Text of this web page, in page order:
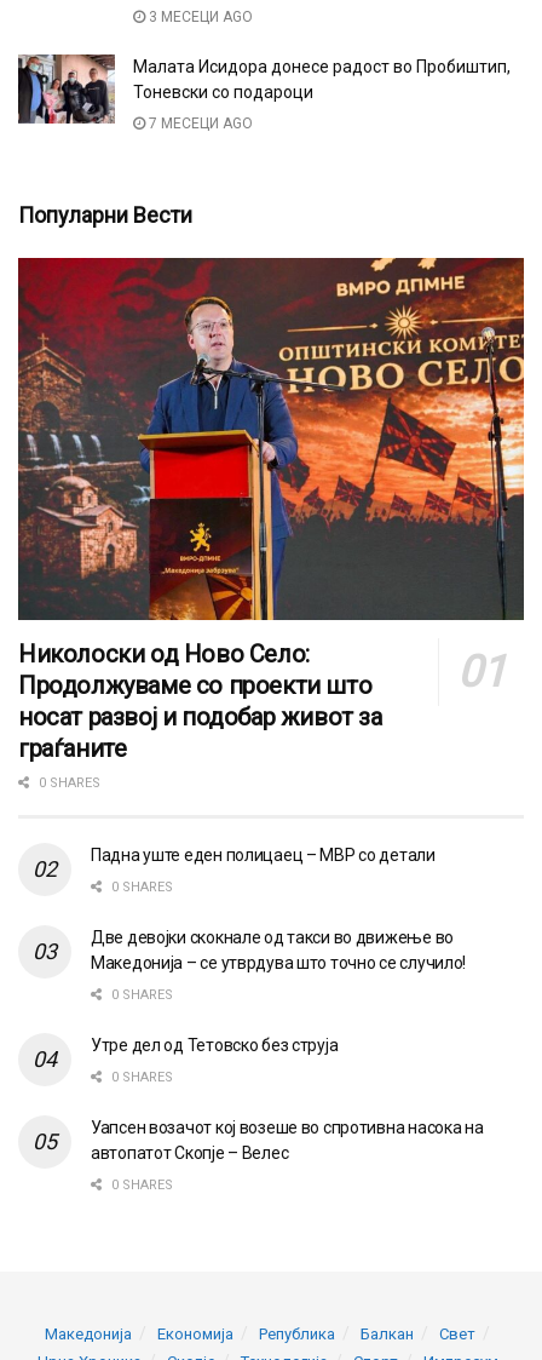
3 МЕСЕЦИ AGO
Малата Исидора донесе радост во Пробиштип,
Тоневски со подароци
7 МЕСЕЦИ AGO
Популарни Вести
Николоски од Ново Село:
Продолжуваме со проекти што
носат развој и подобар живот за
граѓаните
0 SHARES
Падна уште еден полицаец – МВР со детали
0 SHARES
Две девојки скокнале од такси во движење во
Македонија – се утврдува што точно се случило!
0 SHARES
Утре дел од Тетовско без струја
0 SHARES
Уапсен возачот кој возеше во спротивна насока на
автопатот Скопје – Велес
0 SHARES
Македонија Економија Република Балкан
Свет